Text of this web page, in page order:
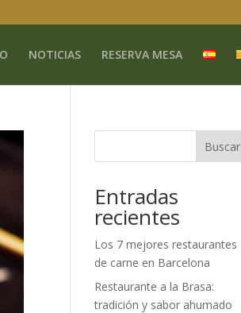
NOTICIAS RESERVA MESA
Buscar
Entradas
recientes
Los 7 mejores restaurantes
de carne en Barcelona
Restaurante a la Brasa:
tradición y sabor ahumado